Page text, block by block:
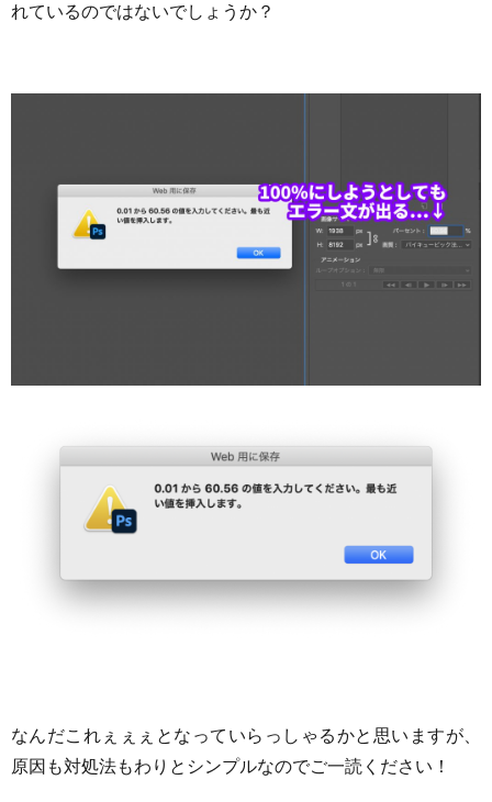
れているのではないでしょうか？
なんだこれぇぇぇとなっていらっしゃるかと思いますが、
原因も対処法もわりとシンプルなのでご一読ください！